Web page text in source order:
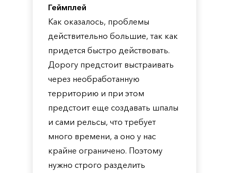
Геймплей
Как оказалось, проблемы
действительно большие, так как
придется быстро действовать.
Дорогу предстоит выстраивать
через необработанную
территорию и при этом
предстоит еще создавать шпалы
и сами рельсы, что требует
много времени, а оно у нас
крайне ограничено. Поэтому
нужно строго разделить